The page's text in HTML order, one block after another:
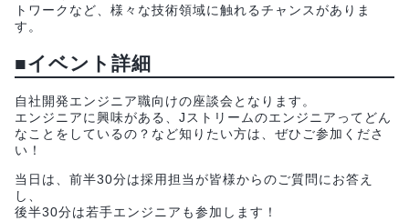
トワークなど、様々な技術領域に触れるチャンスがありま
す。
■イベント詳細
自社開発エンジニア職向けの座談会となります。
エンジニアに興味がある、Jストリームのエンジニアってどん
なことをしているの？など知りたい方は、ぜひご参加くださ
い！
当日は、前半30分は採用担当が皆様からのご質問にお答え
し、
後半30分は若手エンジニアも参加します！